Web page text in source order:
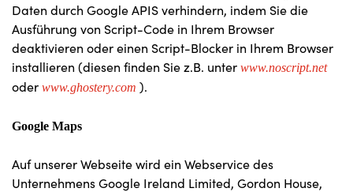
Daten durch Google APIS verhindern, indem Sie die
Ausführung von Script-Code in Ihrem Browser
deaktivieren oder einen Script-Blocker in Ihrem Browser
installieren (diesen finden Sie z.B. unter www.noscript.net
oder www.ghostery.com ).
Google Maps
Auf unserer Webseite wird ein Webservice des
Unternehmens Google Ireland Limited, Gordon House,